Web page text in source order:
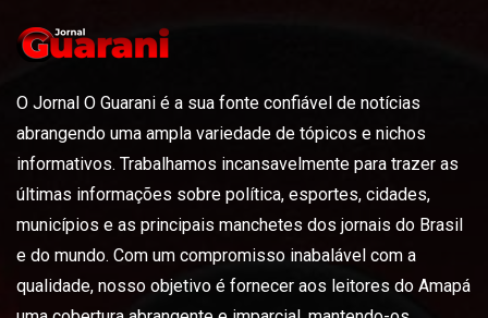
O Jornal O Guarani é a sua fonte confiável de notícias
abrangendo uma ampla variedade de tópicos e nichos
informativos. Trabalhamos incansavelmente para trazer as
últimas informações sobre política, esportes, cidades,
municípios e as principais manchetes dos jornais do Brasil
e do mundo. Com um compromisso inabalável com a
qualidade, nosso objetivo é fornecer aos leitores do Amapá